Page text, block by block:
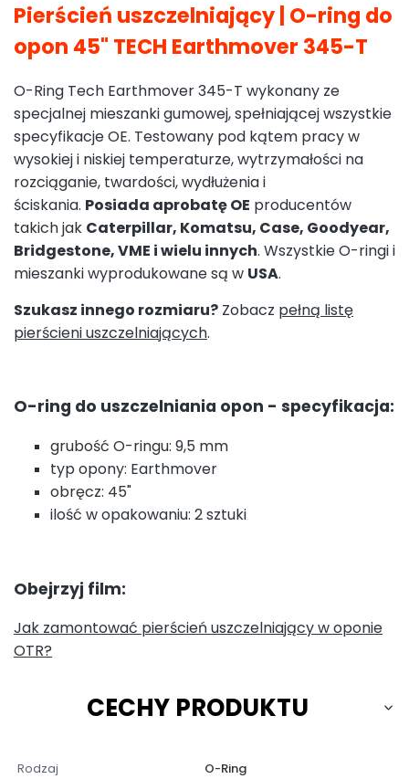
Pierścień uszczelniający | O-ring do
opon 45" TECH Earthmover 345-T
O-Ring Tech Earthmover 345-T wykonany ze
specjalnej mieszanki gumowej, spełniającej wszystkie
specyfikacje OE. Testowany pod kątem pracy w
wysokiej i niskiej temperaturze, wytrzymałości na
rozciąganie, twardości, wydłużenia i
ściskania. Posiada aprobatę OE producentów
takich jak Caterpillar, Komatsu, Case, Goodyear,
Bridgestone, VME i wielu innych. Wszystkie O-ringi i
mieszanki wyprodukowane są w USA.
Szukasz innego rozmiaru? Zobacz pełną listę
pierścieni uszczelniających.
O-ring do uszczelniania opon - specyfikacja:
grubość O-ringu: 9,5 mm
typ opony: Earthmover
obręcz: 45"
ilość w opakowaniu: 2 sztuki
Obejrzyj film:
Jak zamontować pierścień uszczelniający w oponie
OTR?
CECHY PRODUKTU
Rodzaj O-Ring